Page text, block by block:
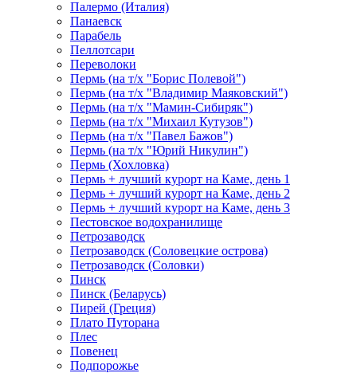
Палермо (Италия)
Панаевск
Парабель
Пеллотсари
Переволоки
Пермь (на т/х "Борис Полевой")
Пермь (на т/х "Владимир Маяковский")
Пермь (на т/х "Мамин-Сибиряк")
Пермь (на т/х "Михаил Кутузов")
Пермь (на т/х "Павел Бажов")
Пермь (на т/х "Юрий Никулин")
Пермь (Хохловка)
Пермь + лучший курорт на Каме, день 1
Пермь + лучший курорт на Каме, день 2
Пермь + лучший курорт на Каме, день 3
Пестовское водохранилище
Петрозаводск
Петрозаводск (Соловецкие острова)
Петрозаводск (Соловки)
Пинск
Пинск (Беларусь)
Пирей (Греция)
Плато Путорана
Плес
Повенец
Подпорожье